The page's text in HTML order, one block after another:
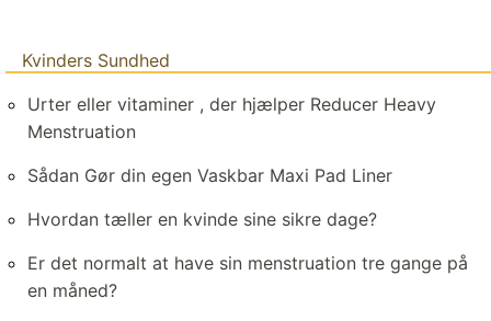
Kvinders Sundhed
Urter eller vitaminer , der hjælper Reducer Heavy
Menstruation
Sådan Gør din egen Vaskbar Maxi Pad Liner
Hvordan tæller en kvinde sine sikre dage?
Er det normalt at have sin menstruation tre gange på
en måned?